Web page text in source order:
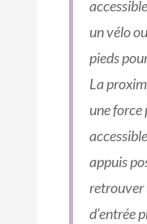
un vélo
pieds
La
une force
appuis
retrouver
d’entrée